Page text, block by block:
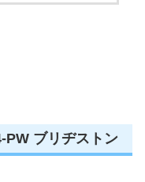
PW ブリヂストン